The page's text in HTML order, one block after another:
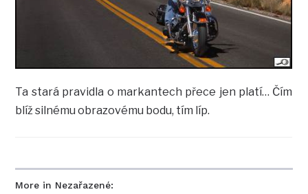
More in Nezařazené:
Ta stará pravidla o markantech přece jen platí… Čím
blíž silnému obrazovému bodu, tím líp.